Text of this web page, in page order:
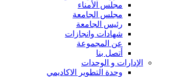
مجلس الأمناء
مجلس الجامعة
رئيس الجامعة
شهادات وانجازات
عن المجموعة
أتصل بنا
الإدارات و الوحدات
وحدة التطوير الاكاديمي